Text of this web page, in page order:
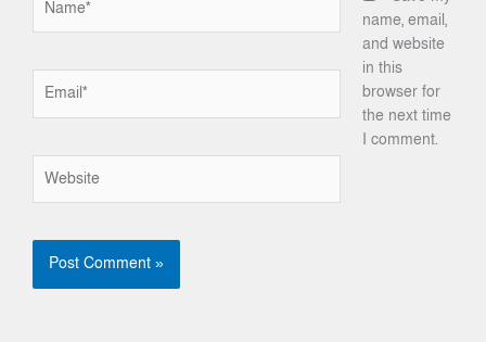
name, email,
and website
in this
browser for
the next time
I comment.